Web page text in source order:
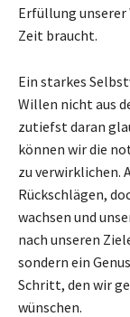
Erfüllung unserer
Zeit braucht.
Ein starkes
Willen nicht aus
zutiefst daran
können wir die
zu verwirklichen.
Rückschlägen,
wachsen und
nach unseren
sondern ein
Schritt, den wir
wünschen.